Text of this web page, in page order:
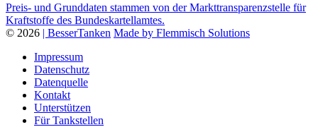
Preis- und Grunddaten stammen von der Markttransparenzstelle für
Kraftstoffe des Bundeskartellamtes.
© 2026 | BesserTanken Made by Flemmisch Solutions
Impressum
Datenschutz
Datenquelle
Kontakt
Unterstützen
Für Tankstellen